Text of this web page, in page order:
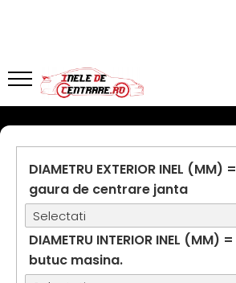
DIAMETRU EXTERIOR INEL
gaura de centrare janta
DIAMETRU INTERIOR INEL
butuc masina.